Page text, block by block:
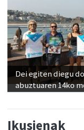
Dei egiten diegu
abuztuaren 14ko
Ikusienak